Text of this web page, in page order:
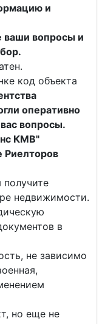
и
ваши вопросы и
код объекта
оперативно
вопросы.
КМВ"
недвижимости.
в
не зависимо
но еще не